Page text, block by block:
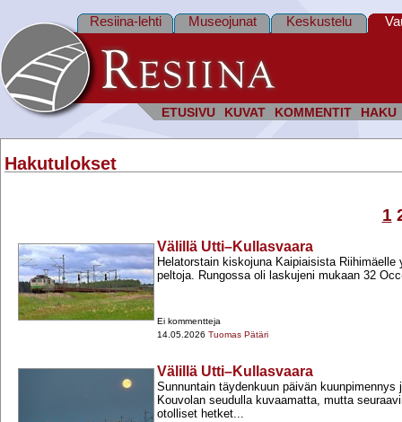
ETUSIVU KUVAT KOMMENTIT HAKU
Resiina-lehti Museojunat Keskustelu
Hakutulokset
1
Välillä Utti–Kullasvaara
Helatorstain kiskojuna Kaipiaisista Riihimäelle
peltoja. Rungossa oli laskujeni mukaan 32
Ei kommentteja
14.05.2026 Tuomas Pätäri
Välillä Utti–Kullasvaara
Sunnuntain täydenkuun päivän
Kouvolan seudulla kuvaamatta, mutta
otolliset hetket...